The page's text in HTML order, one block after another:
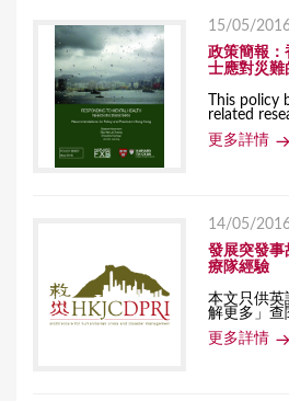
15/05/
政策簡報：
士應對災難
This
related
更多詳情
14/05/
發展突發事
療隊經驗
本文只供英
解更多」查
更多詳情